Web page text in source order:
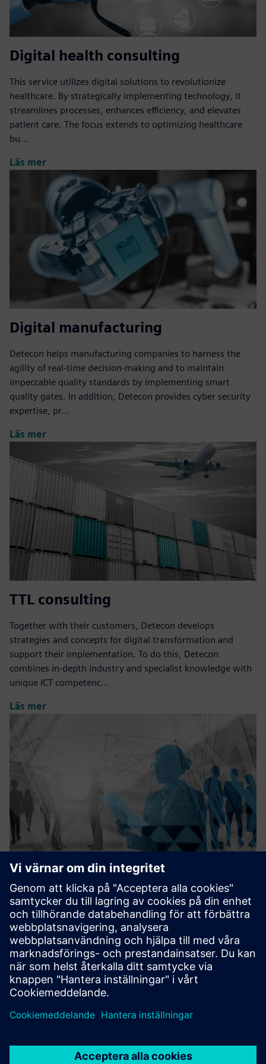
Digital health consulting
This service utilizes digital solutions to revolutionize
healthcare. By strategically implementing technology, it
streamlines processes, enhances efficiency, and elevates
patient care. The focus extends to optimizing healthcare
bu...
Läs mer
Digital manufacturing
Detecon helps manufacturing companies to harness the
agility of real-time decision-making and to maintain
impeccable quality standards by implementing smart
quality gates. In addition, Detecon provides cyber security
expertise, pr...
Läs mer
TTL consulting
Together with their customers, Detecon develops
strategies and concepts for digital transformation and
support their implementation. To do this, Detecon
combines in-depth industry and specialist knowledge with
unique ICT competenc...
Läs mer
Public sector consulting
Detecon advises those responsible for digital
transformation on how to master the challenges of
business value and technology excellence. Detecon
accompanies and supports you by developing digitalization
strategies, planning your ...
Läs mer